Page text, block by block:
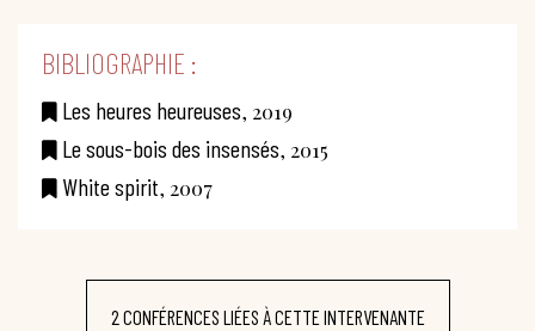
BIBLIOGRAPHIE :
Les heures heureuses, 2019
Le sous-bois des insensés, 2015
White spirit, 2007
2 CONFÉRENCES LIÉES À CETTE INTERVENANTE